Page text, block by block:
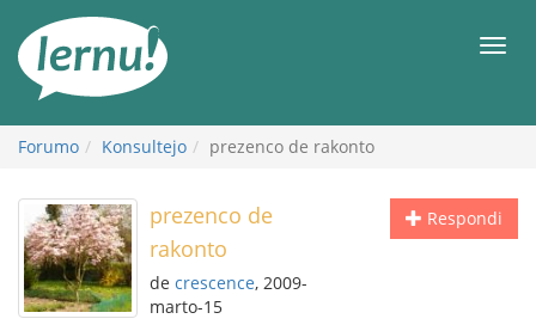
enhavo
Forumo Konsultejo prezenco de rakonto
Respondi
prezenco de
rakonto
de crescence, 2009-
marto-15